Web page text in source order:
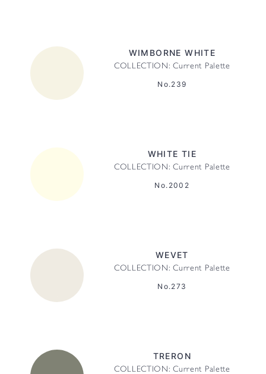
WIMBORNE WHITE
COLLECTION: Current Palette
No.239
WHITE TIE
COLLECTION: Current Palette
No.2002
WEVET
COLLECTION: Current Palette
No.273
TRERON
COLLECTION: Current Palette